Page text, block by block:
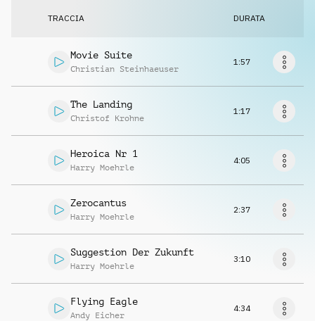
Info
Richiedi musica
TRACCIA DURATA
Movie Suite
Christian Steinhaeuser
1:57
The Landing
Christof Krohne
1:17
Heroica Nr 1
Harry Moehrle
4:05
Zerocantus
Harry Moehrle
2:37
Suggestion Der Zukunft
Harry Moehrle
3:10
Flying Eagle
Andy Eicher
4:34